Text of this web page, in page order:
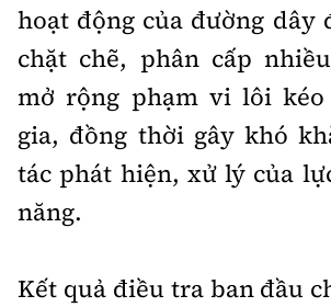
hoạt động của đường dây
chặt chẽ, phân cấp
mở rộng phạm vi lôi
gia, đồng thời gây khó
tác phát hiện, xử lý của
năng.
Kết quả điều tra ban đầu